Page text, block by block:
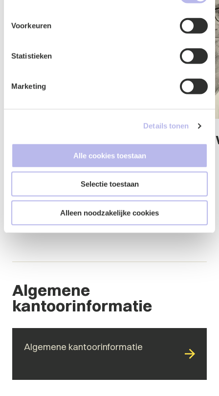
Voorkeuren
Statistieken
Marketing
Details tonen
Alle cookies toestaan
Selectie toestaan
Alleen noodzakelijke cookies
Vastgoed
Jos van
IT & Privacy
Al onze mensen
Algemene
kantoorinformatie
Algemene kantoorinformatie